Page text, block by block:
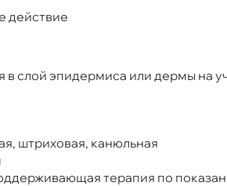
действие
в слой эпидермиса или дермы на
штриховая, канюльная
терапия по